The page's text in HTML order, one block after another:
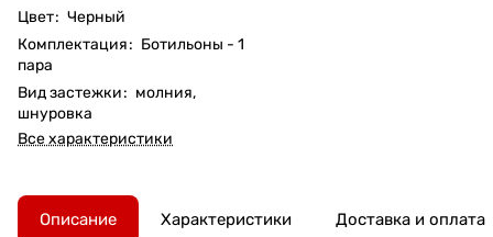
Цвет: Черный
Комплектация: Ботильоны - 1
пара
Вид застежки: молния,
шнуровка
Все характеристики
Описание Характеристики Доставка и оплата